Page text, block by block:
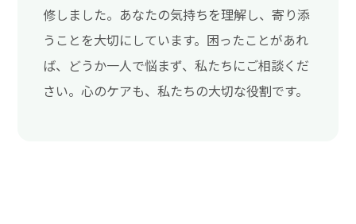
修しました。あなたの気持ちを理解し、寄り添
うことを大切にしています。困ったことがあれ
ば、どうか一人で悩まず、私たちにご相談くだ
さい。心のケアも、私たちの大切な役割です。